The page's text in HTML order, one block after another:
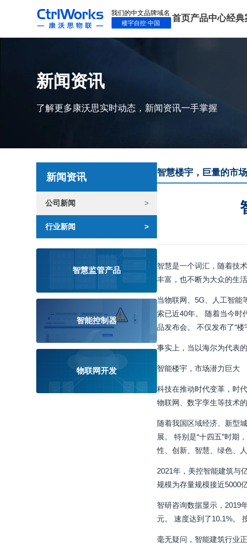
首页产品中心经典
新闻资讯
了解更多康沃思实时动态，新闻资讯一手掌握
新闻资讯
公司新闻
行业新闻
智慧监管产品
智能控制器
物联网开发
智慧楼宇，巨量的市
智慧是一个词汇，随着技
丰富，也不断为大众的生
当物联网、5G、人工智能
索已近40年。 随着当今时
品发布会。 不仅发布了“
事实上，当以海尔为代表
智能楼宇，市场潜力巨大
科技在推动时代变革，时
物联网、数字孪生等技术
随着我国区域经济、新型
展。 特别是“十四五”时期
性、创新、智慧、绿色、
2021年，美控智能建筑与
规模为存量规模接近5000
智研咨询数据显示，2019
元。 速度达到了10.1%。
毫无疑问，智能建筑行业